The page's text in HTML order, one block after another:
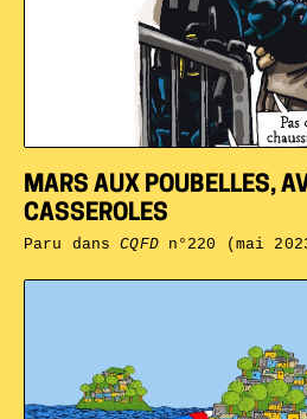
MARS AUX POUBELLES,
CASSEROLES
Paru dansCQFDn°220 (mai